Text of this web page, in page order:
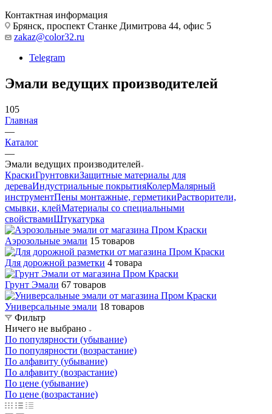
Контактная информация
Брянск, проспект Станке Димитрова 44, офис 5
zakaz@color32.ru
Telegram
Эмали ведущих производителей
105
Главная
—
Каталог
—
Эмали ведущих производителей
КраскиГрунтовкиЗащитные материалы для
дереваИндустриальные покрытияКолерМалярный
инструментПены монтажные, герметикиРастворители,
смывки, клейМатериалы со специальными
свойствамиШтукатурка
Аэрозольные эмали 15 товаров
Для дорожной разметки 4 товара
Грунт Эмали 67 товаров
Универсальные эмали 18 товаров
Фильтр
Ничего не выбрано
По популярности (убывание)
По популярности (возрастание)
По алфавиту (убывание)
По алфавиту (возрастание)
По цене (убывание)
По цене (возрастание)